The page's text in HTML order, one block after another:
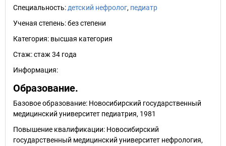
Специальность: детский нефролог, педиатр
Ученая степень:без степени
Категория: высшая категория
Стаж:стаж 34 года
Информация:
Образование.
Базовое образование: Новосибирский государственный
медицинский университет педиатрия, 1981
Повышение квалификации: Новосибирский
государственный медицинский университет нефрология,